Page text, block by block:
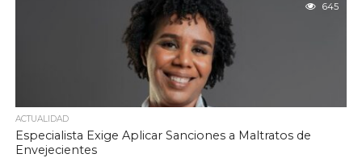
645
ACTUALIDAD
Especialista Exige Aplicar Sanciones a Maltratos de
Envejecientes